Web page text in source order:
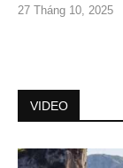
27 Tháng 10, 2025
VIDEO